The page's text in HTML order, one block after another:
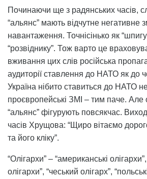
Починаючи ще з радянських часів,
“альянс” мають відчутне негативне
навантаження. Точнісінько як
“розвіднику”. Тож варто це
вживання цих слів російська
аудиторії ставлення до НАТО як до
Україна нібито ставиться до НАТО не
проєвропейські ЗМІ – тим паче. Але
“альянс” фігурують повсякчас.
часів Хрущова: “Щиро вітаємо
та його кліку”.
“Олігархи” – “американські
олігархи”, “чеський олігарх”,